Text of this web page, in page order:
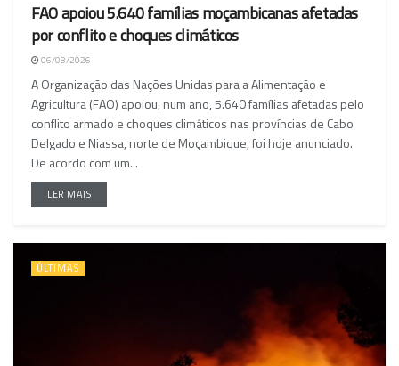
FAO apoiou 5.640 famílias moçambicanas afetadas
por conflito e choques climáticos
06/08/2026
A Organização das Nações Unidas para a Alimentação e
Agricultura (FAO) apoiou, num ano, 5.640 famílias afetadas pelo
conflito armado e choques climáticos nas províncias de Cabo
Delgado e Niassa, norte de Moçambique, foi hoje anunciado.
De acordo com um...
LER MAIS
ÚLTIMAS